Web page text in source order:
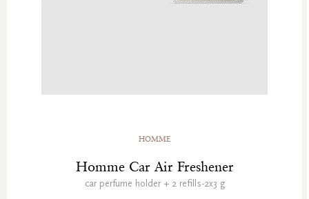
HOMME
Homme Car Air Freshener
car perfume holder + 2 refills-2x3 g